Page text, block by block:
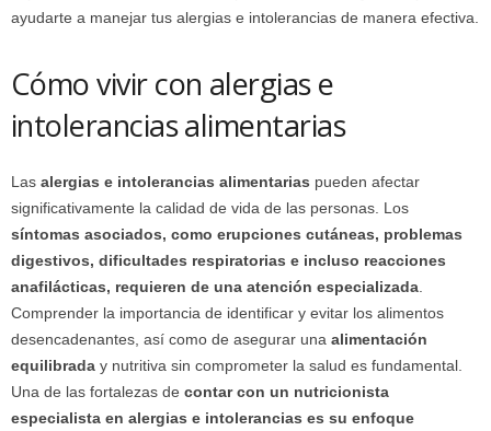
ayudarte a manejar tus alergias e intolerancias de manera efectiva.
Cómo vivir con alergias e
intolerancias alimentarias
Las alergias e intolerancias alimentarias pueden afectar
significativamente la calidad de vida de las personas. Los
síntomas asociados, como erupciones cutáneas, problemas
digestivos, dificultades respiratorias e incluso reacciones
anafilácticas, requieren de una atención especializada.
Comprender la importancia de identificar y evitar los alimentos
desencadenantes, así como de asegurar una alimentación
equilibrada y nutritiva sin comprometer la salud es fundamental.
Una de las fortalezas de contar con un nutricionista
especialista en alergias e intolerancias es su enfoque